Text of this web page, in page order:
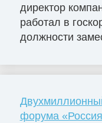
директор
работал в
должности
форума